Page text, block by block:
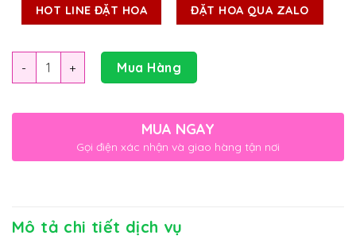
HOT LINE ĐẶT HOA ĐẶT HOA QUA ZALO
Số lượng Mua Hàng
MUA NGAY
Gọi điện xác nhận và giao hàng tận nơi
Mô tả chi tiết dịch vụ